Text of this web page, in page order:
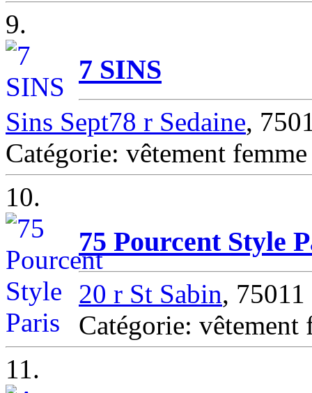
9.
7 SINS
Sins Sept78 r Sedaine,
Catégorie: vêtement
10.
75 Pourcent Style
20 r St Sabin,
Catégorie: vêtement
11.